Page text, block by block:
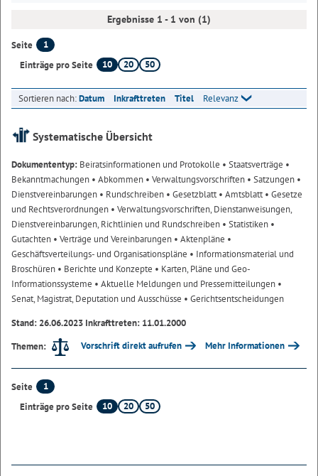
Ergebnisse 1 - 1 von (1)
Seite
1
Einträge pro Seite
10 20 50
Sortieren nach:Datum Inkrafttreten Titel Relevanz
Systematische Übersicht
Dokumententyp: Beiratsinformationen und Protokolle • Staatsverträge •
Bekanntmachungen • Abkommen • Verwaltungsvorschriften • Satzungen •
Dienstvereinbarungen • Rundschreiben • Gesetzblatt• Amtsblatt• Gesetze
und Rechtsverordnungen • Verwaltungsvorschriften, Dienstanweisungen,
Dienstvereinbarungen, Richtlinien und Rundschreiben • Statistiken •
Gutachten • Verträge und Vereinbarungen • Aktenpläne •
Geschäftsverteilungs- und Organisationspläne • Informationsmaterial und
Broschüren • Berichte und Konzepte • Karten, Pläne und Geo-
Informationssysteme • Aktuelle Meldungen und Pressemitteilungen •
Senat, Magistrat, Deputation und Ausschüsse • Gerichtsentscheidungen
Stand: 26.06.2023 Inkrafttreten: 11.01.2000
Themen:
Vorschrift direkt aufrufen Mehr Informationen
Seite
1
Einträge pro Seite
10 20 50